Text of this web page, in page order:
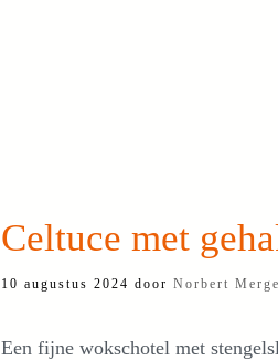
Celtuce met
10 augustus 2024 door Norbert
Een fijne wokschotel met